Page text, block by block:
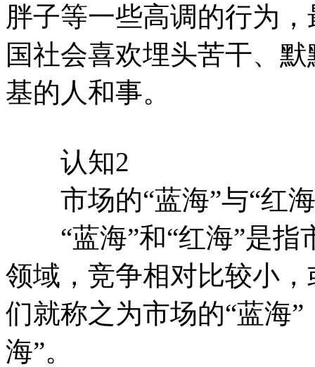
胖子等一些高调的行为
国社会喜欢埋头苦干、
基的人和事。
认知2
市场的“蓝海”与“红
“蓝海”和“红海”是指
领域，竞争相对比较小
们就称之为市场的“蓝海
海”。